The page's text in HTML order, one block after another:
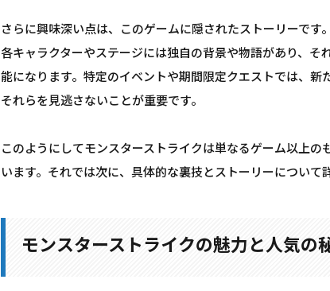
さらに興味深い点は、このゲームに隠されたストーリーです
各キャラクターやステージには独自の背景や物語があり、そ
能になります。特定のイベントや期間限定クエストでは、新
それらを見逃さないことが重要です。
このようにしてモンスターストライクは単なるゲーム以上の
います。それでは次に、具体的な裏技とストーリーについて
モンスターストライクの魅力と人気の